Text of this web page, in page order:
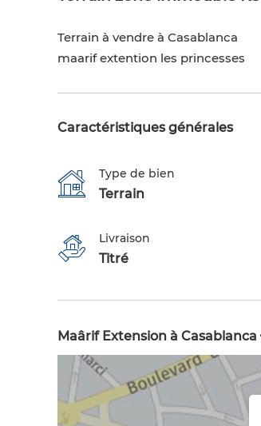
Terrain à vendre à Casablanca
maarif extention les princesses
Caractéristiques générales
Type de bien
Terrain
Livraison
Titré
Maârif Extension à Casablanca